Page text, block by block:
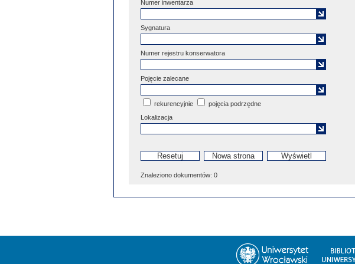
Numer inwentarza
Sygnatura
Numer rejestru konserwatora
Pojęcie zalecane
rekurencyjnie
pojęcia podrzędne
Lokalizacja
Znaleziono dokumentów: 0